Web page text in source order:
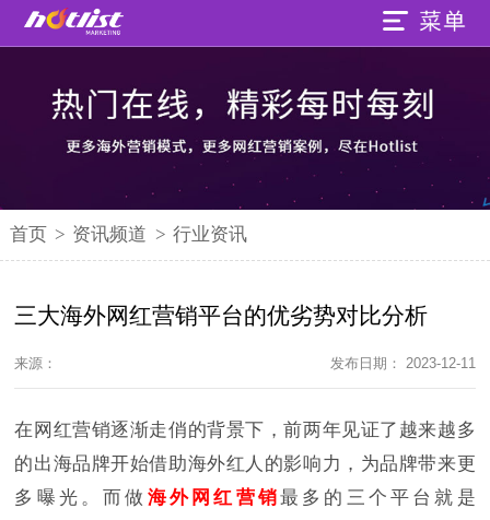
首页 > 资讯频道 > 行业资讯
三大海外网红营销平台的优劣势对比分析
来源： 发布日期： 2023-12-11
在网红营销逐渐走俏的背景下，前两年见证了越来越多
的出海品牌开始借助海外红人的影响力，为品牌带来更
多曝光。而做 海外网红营销最多的三个平台就是